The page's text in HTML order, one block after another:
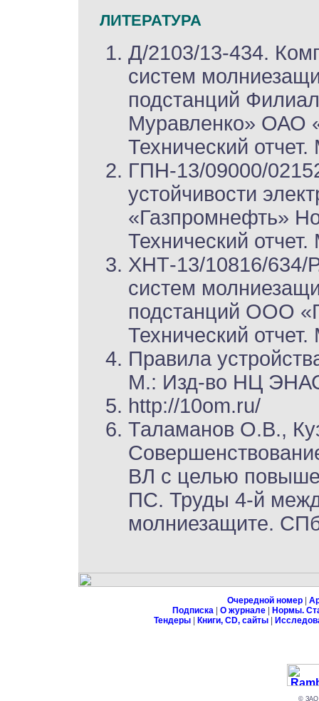
ЛИТЕРАТУРА
Д/2103/13-434.
систем
подстанций
Муравленко» ОАО
Технический
ГПН-13/09000/
устойчивости
«Газпромнефть»
Технический
ХНТ-13/10816/634/
систем
подстанций ООО
Технический
Правила
М.: Изд-во НЦ
http://10om.ru/
Таламанов О.В.,
ВЛ с целью
ПС. Труды 4-й
молниезащите.
Очередной номер
Подписка| О журнале|
Нормы.
Тендеры
Книги, CD, сайты
© ЗАО